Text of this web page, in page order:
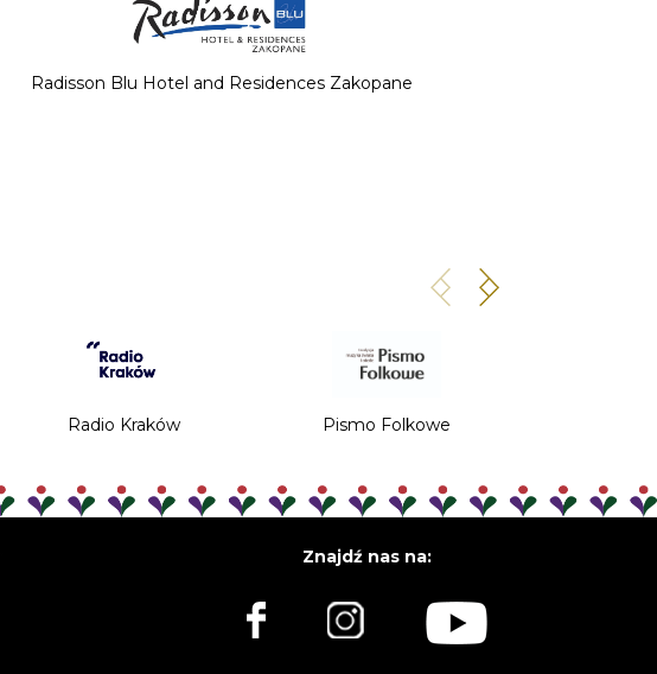
Radisson Blu Hotel and Residences Zakopane
Radio Kraków Pismo Folkowe
Znajdź nas na: